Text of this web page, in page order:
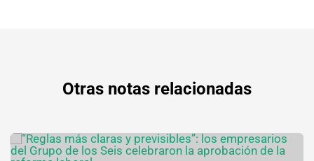
Otras notas relacionadas